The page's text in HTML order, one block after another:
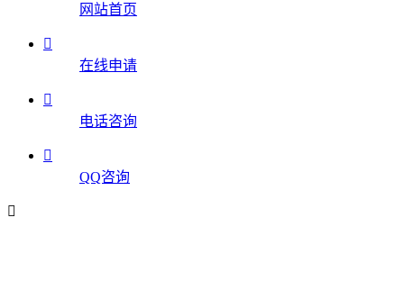
网站首页

在线申请

电话咨询

QQ咨询
